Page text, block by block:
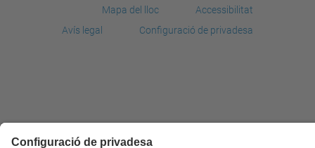
Mapa del lloc
Accessibilitat
Avís legal
Configuració de privadesa